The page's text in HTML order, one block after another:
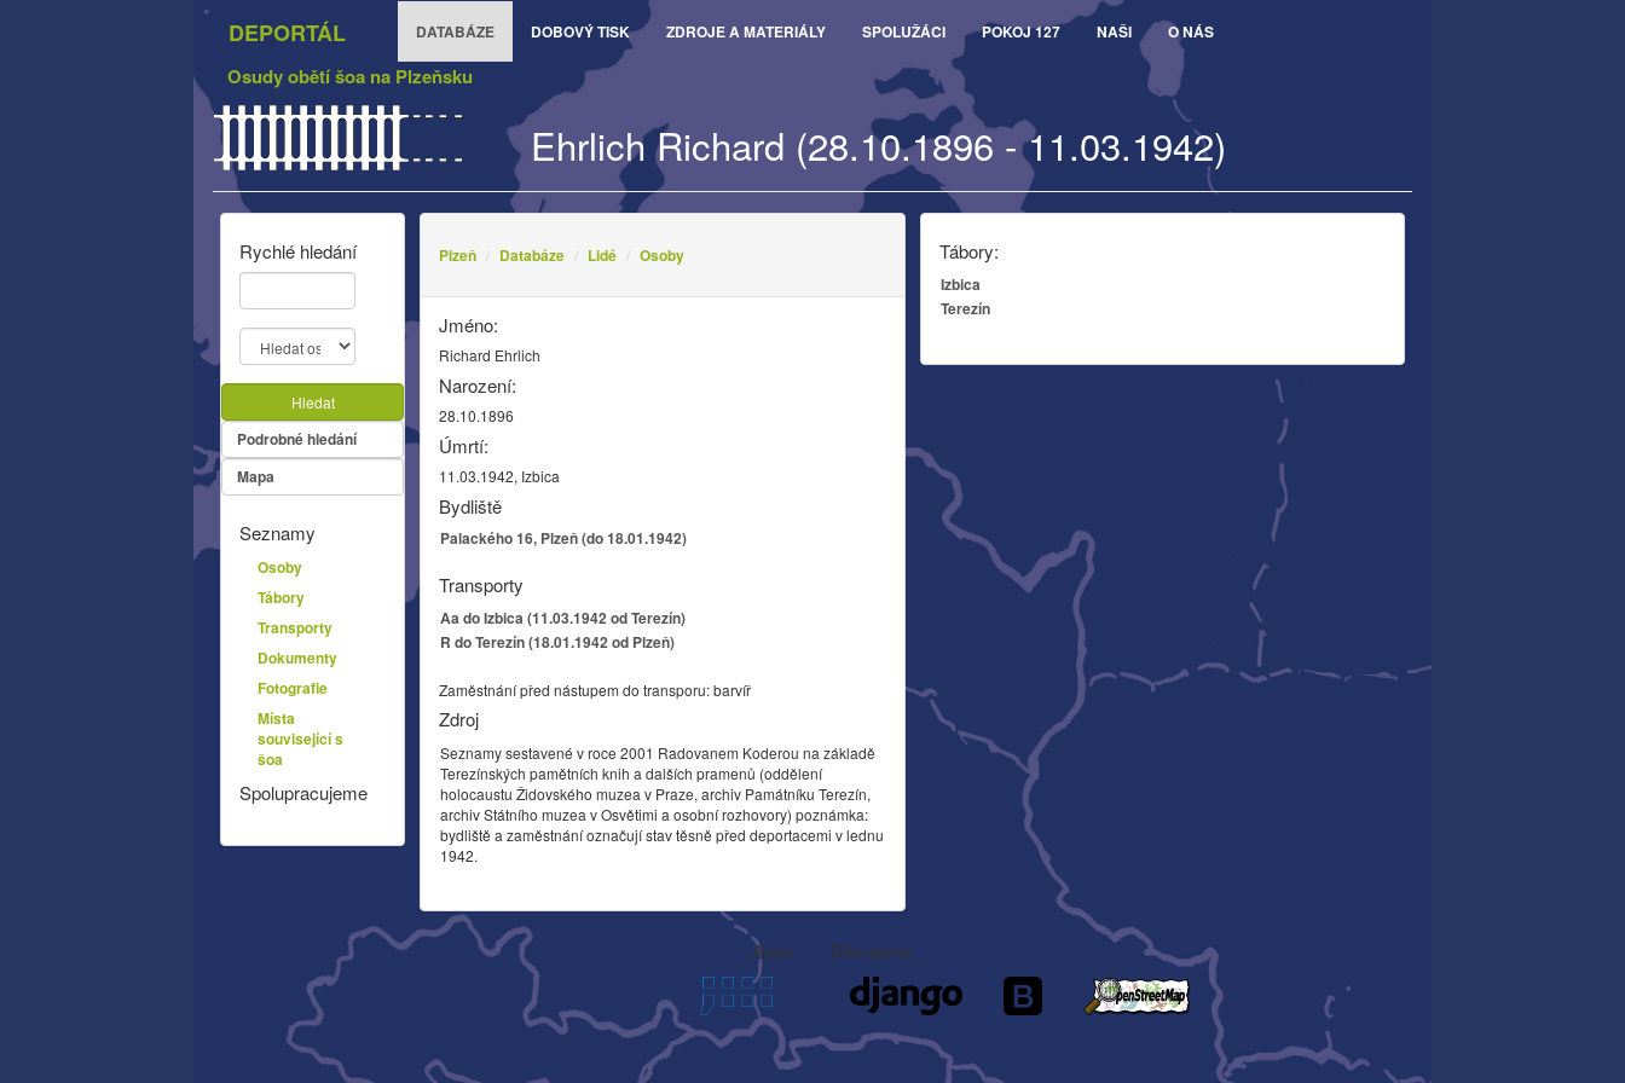
DEPORTÁL DATABÁZE DOBOVÝ TISK ZDROJE A MATERIÁLY SPOLUŽÁCI POKOJ 127 NAŠI O NÁS
Osudy obětí šoa na Plzeňsku
Ehrlich Richard (28.10.1896 - 11.03.1942)
Tábory:
Izbica
Terezín
Plzeň Databáze Lidé Osoby
Jméno:
Richard Ehrlich
Narození:
28.10.1896
Úmrtí:
11.03.1942, Izbica
Bydliště
Palackého 16, Plzeň (do 18.01.1942)
Transporty
Aa do Izbica (11.03.1942 od Terezín)
R do Terezín (18.01.1942 od Plzeň)
Zaměstnání před nástupem do transporu: barvíř
Zdroj
Seznamy sestavené v roce 2001 Radovanem Koderou na základě
Terezínských pamětních knih a dalších pramenů (oddělení
holocaustu Židovského muzea v Praze, archiv Památníku Terezín,
archiv Státního muzea v Osvětimi a osobní rozhovory) poznámka:
bydliště a zaměstnání označují stav těsně před deportacemi v lednu
1942.
Rychlé hledání
Hledat
Podrobné hledání
Mapa
Seznamy
Osoby
Tábory
Transporty
Dokumenty
Fotografie
Místa
související s
šoa
Spolupracujeme
Autor Děkujeme